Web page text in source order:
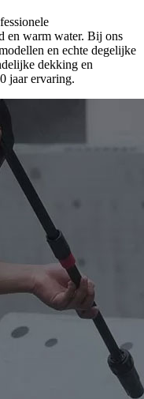
en warm water. Bij ons
en echte degelijke
dekking en
jaar ervaring.